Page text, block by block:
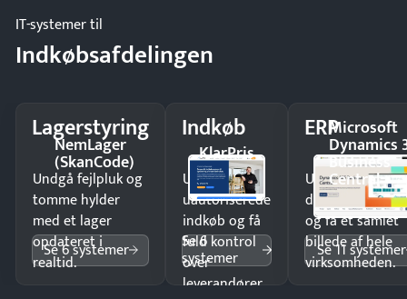
IT-systemer til
Indkøbsafdelingen
Lagerstyring
NemLager
(SkanCode)
Undgå fejlpluk og
tomme hylder
med et lager
opdateret i
realtid.
Se 6 systemer
Indkøb
KlarPris
Undgå
uautoriserede
indkøb og få
fuld kontrol
over
leverandører
Se 6
systemer
ERPMicrosoft
Dynamics
Business
Central
Undgå
og få ét samlet
billede af hele
virksomheden.
Se 11 systemer